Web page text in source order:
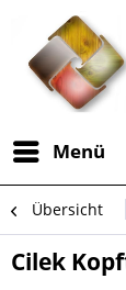
Menü
Übersicht
Cilek